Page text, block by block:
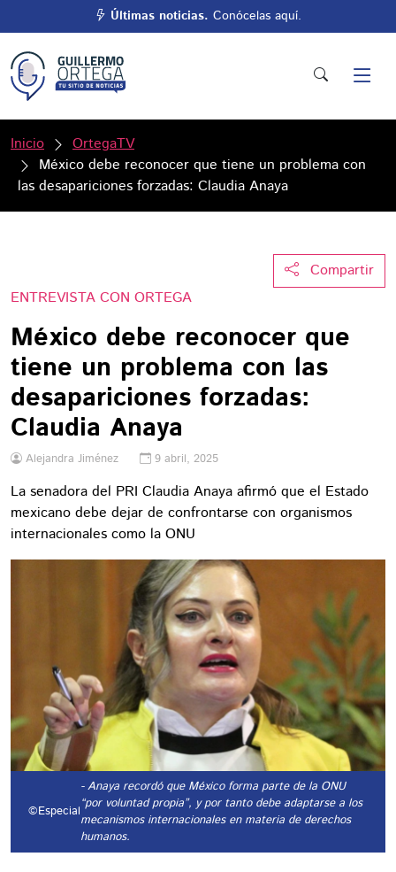
Últimas noticias. Conócelas aquí.
Inicio
OrtegaTV
México debe reconocer que tiene un problema con
las desapariciones forzadas: Claudia Anaya
Compartir
ENTREVISTA CON ORTEGA
México debe reconocer que
tiene un problema con las
desapariciones forzadas:
Claudia Anaya
Alejandra Jiménez 9 abril, 2025
La senadora del PRI Claudia Anaya afirmó que el Estado
mexicano debe dejar de confrontarse con organismos
internacionales como la ONU
©Especial
- Anaya recordó que México forma parte de la ONU
“por voluntad propia”, y por tanto debe adaptarse a los
mecanismos internacionales en materia de derechos
humanos.